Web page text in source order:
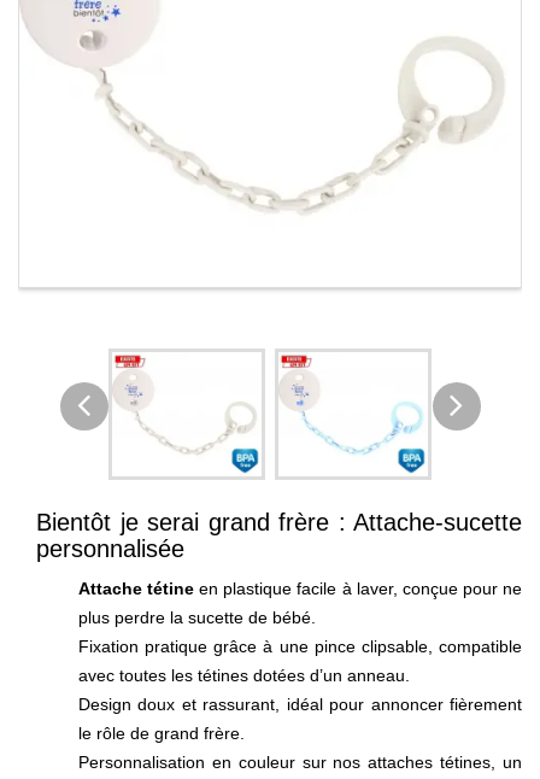
Bientôt je serai grand frère : Attache-sucette
personnalisée
Attache tétine en plastique facile à laver, conçue pour ne
plus perdre la sucette de bébé.
Fixation pratique grâce à une pince clipsable, compatible
avec toutes les tétines dotées d’un anneau.
Design doux et rassurant, idéal pour annoncer fièrement
le rôle de grand frère.
Personnalisation en couleur sur nos attaches tétines, un